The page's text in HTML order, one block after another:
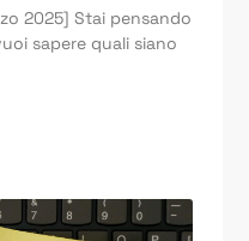
2025] Stai pensando
sapere quali siano